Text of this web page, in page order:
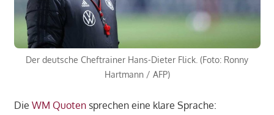
Der deutsche Cheftrainer Hans-Dieter Flick. (Foto: Ronny
Hartmann / AFP)
Die WM Quotensprechen eine klare Sprache: